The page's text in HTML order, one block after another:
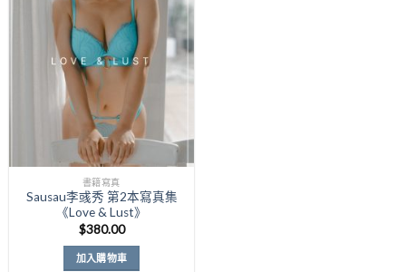
Add to
Wishlist
書籍寫真
Sausau李彧秀 第2本寫真集
《Love & Lust》
$380.00
加入購物車